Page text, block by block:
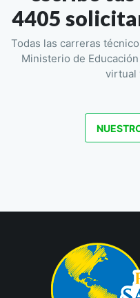
4405
Todas las carreras
Ministerio de
virtual